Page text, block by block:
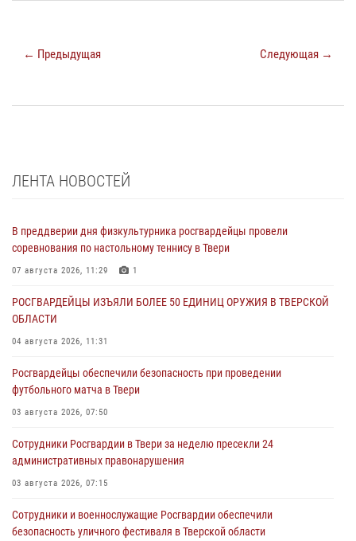
← Предыдущая Следующая →
ЛЕНТА НОВОСТЕЙ
В преддверии дня физкультурника росгвардейцы провели
соревнования по настольному теннису в Твери
07 августа 2026, 11:29 1
РОСГВАРДЕЙЦЫ ИЗЪЯЛИ БОЛЕЕ 50 ЕДИНИЦ ОРУЖИЯ В ТВЕРСКОЙ
ОБЛАСТИ
04 августа 2026, 11:31
Росгвардейцы обеспечили безопасность при проведении
футбольного матча в Твери
03 августа 2026, 07:50
Сотрудники Росгвардии в Твери за неделю пресекли 24
административных правонарушения
03 августа 2026, 07:15
Сотрудники и военнослужащие Росгвардии обеспечили
безопасность уличного фестиваля в Тверской области